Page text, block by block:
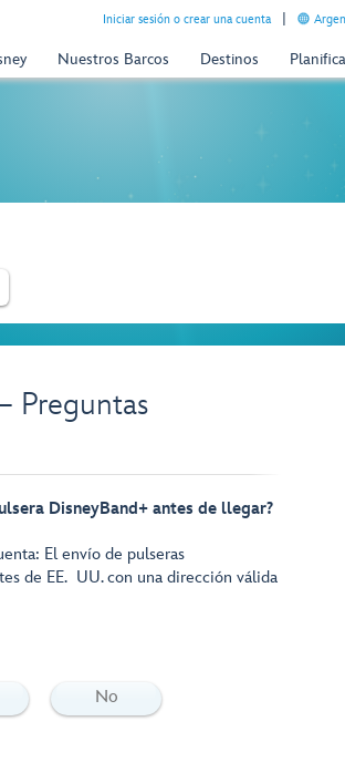
Iniciar sesión o crear una cuenta
Nuestros Barcos Destinos
Preguntas
DisneyBand+ antes de llegar?
El envío de pulseras
de EE. UU. con una dirección válida
No